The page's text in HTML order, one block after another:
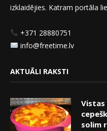
izklaidējies. Katram portāla
+371 28880751
info@freetime.lv
AKTUĀLI RAKSTI
Vistas
solim